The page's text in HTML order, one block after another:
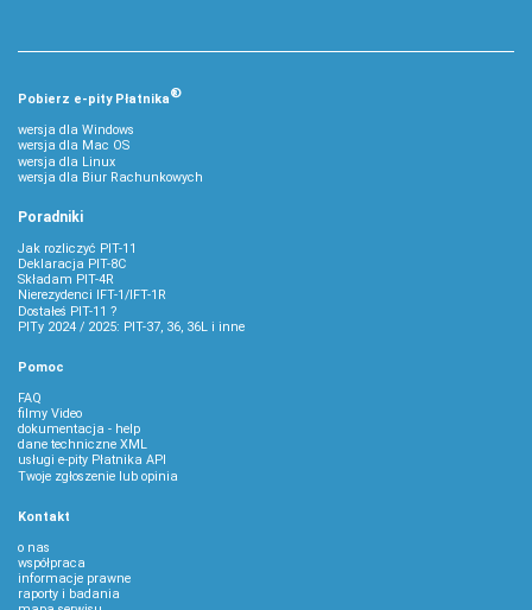
Pobierz e‑pity Płatnika®
wersja dla Windows
wersja dla Mac OS
wersja dla Linux
wersja dla Biur Rachunkowych
Poradniki
Jak rozliczyć PIT-11
Deklaracja PIT-8C
Składam PIT-4R
Nierezydenci IFT-1/IFT-1R
Dostałeś PIT-11 ?
PITy 2024 / 2025: PIT-37, 36, 36L i inne
Pomoc
FAQ
filmy Video
dokumentacja - help
dane techniczne XML
usługi e-pity Płatnika API
Twoje zgłoszenie lub opinia
Kontakt
o nas
współpraca
informacje prawne
raporty i badania